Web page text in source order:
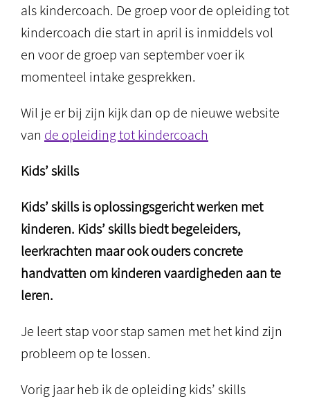
als kindercoach. De groep voor de opleiding tot
kindercoach die start in april is inmiddels vol
en voor de groep van september voer ik
momenteel intake gesprekken.
Wil je er bij zijn kijk dan op de nieuwe website
van de opleiding tot kindercoach
Kids’ skills
Kids’ skills is oplossingsgericht werken met
kinderen. Kids’ skills biedt begeleiders,
leerkrachten maar ook ouders concrete
handvatten om kinderen vaardigheden aan te
leren.
Je leert stap voor stap samen met het kind zijn
probleem op te lossen.
Vorig jaar heb ik de opleiding kids’ skills